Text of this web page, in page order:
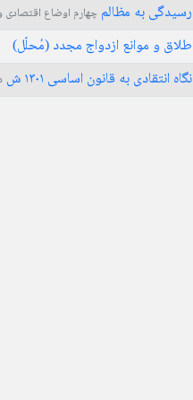
رسیدگی به مظالم چهارم اوضاع اقتصادی
طلاق و موانع ازدواج مجدد (مُحلّل)
نگاه انتقادی به قانون اساسی ۱۳۰۱ ش